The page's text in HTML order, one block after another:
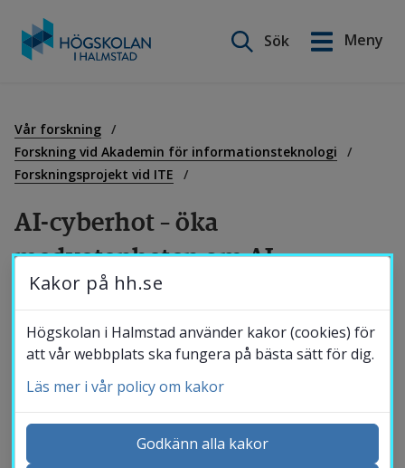
innehåll
Sök
Meny
Vår forskning
Forskning vid Akademin för informationsteknologi
Forskningsprojekt vid ITE
AI-cyberhot – öka
medvetenheten om AI-
genererade cyberhot
Projektet syftar till att förbättra förståelsen
och upptäckten av AI-genererade cyberhot
genom att fokusera på forskning, utbildning,
tvärvetenskapligt samarbete och allmän
medvetenhet.
English
Utbildning
Forskning
Samverkan
Om Högskolan
Bibliotek
Kakor på hh.se
Högskolan i Halmstad använder kakor (cookies) för
att vår webbplats ska fungera på bästa sätt för dig.
Läs mer i vår policy om kakor
Godkänn alla kakor